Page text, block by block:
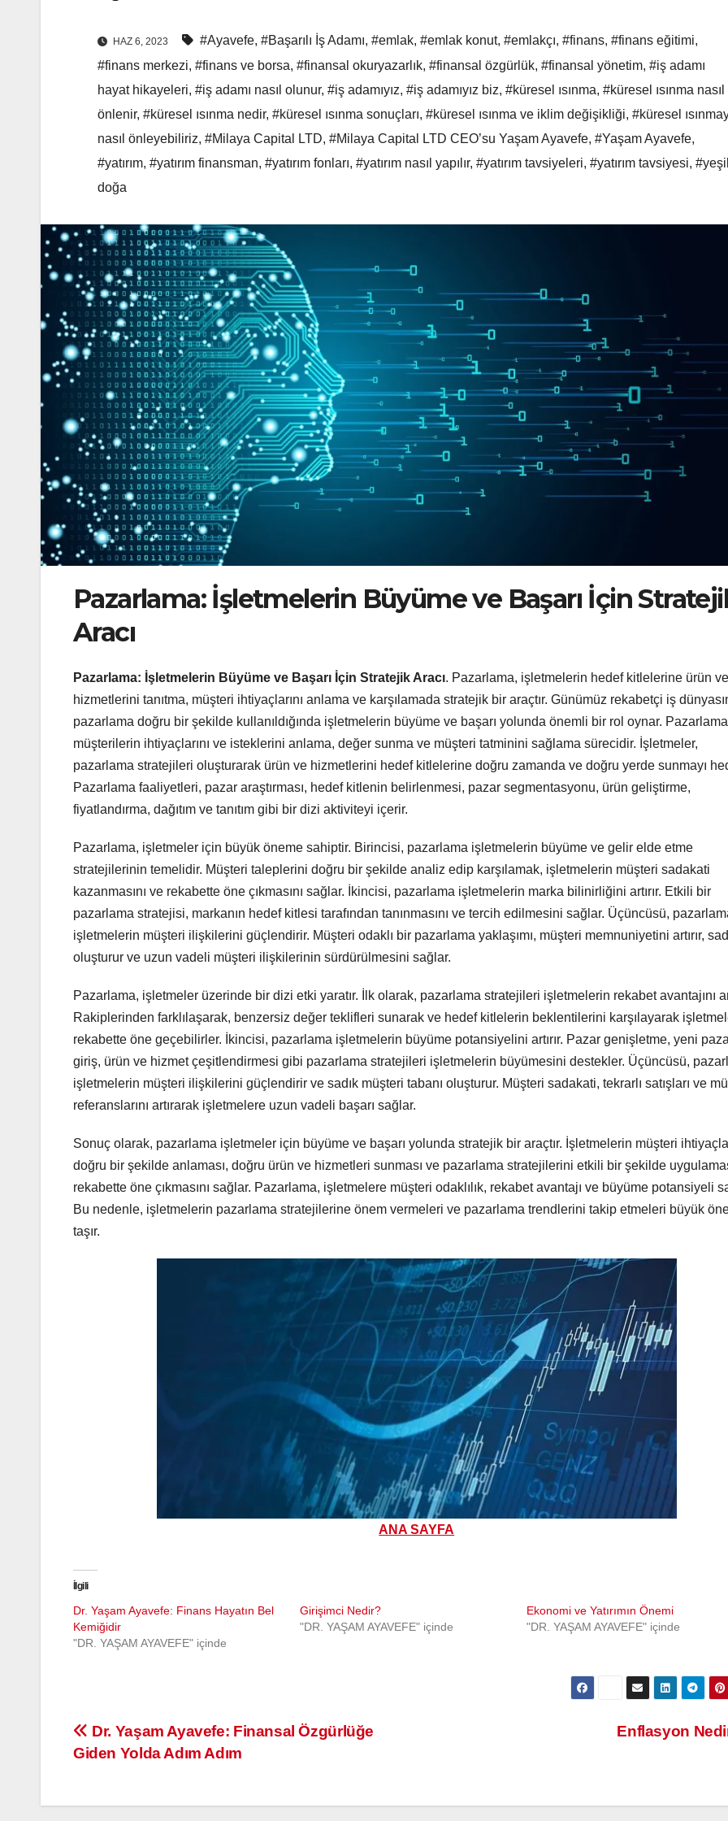
HAZ 6, 2023 #Ayavefe, #Başarılı İş Adamı, #emlak, #emlak konut, #emlakçı, #finans, #finans eğitimi,
#finans merkezi, #finans ve borsa, #finansal okuryazarlık, #finansal özgürlük, #finansal yönetim, #iş adamı
hayat hikayeleri, #iş adamı nasıl olunur, #iş adamıyız, #iş adamıyız biz, #küresel ısınma, #küresel ısınma nasıl
önlenir, #küresel ısınma nedir, #küresel ısınma sonuçları, #küresel ısınma ve iklim değişikliği, #küresel
nasıl önleyebiliriz, #Milaya Capital LTD, #Milaya Capital LTD CEO’su Yaşam Ayavefe, #Yaşam Ayavefe,
#yatırım, #yatırım finansman, #yatırım fonları, #yatırım nasıl yapılır, #yatırım tavsiyeleri, #yatırım tavsiyesi,
doğa
Pazarlama: İşletmelerin Büyüme ve Başarı İçin
Aracı
Pazarlama: İşletmelerin Büyüme ve Başarı İçin Stratejik Aracı. Pazarlama, işletmelerin hedef kitlelerine ürün ve
hizmetlerini tanıtma, müşteri ihtiyaçlarını anlama ve karşılamada stratejik bir araçtır. Günümüz rekabetçi iş
pazarlama doğru bir şekilde kullanıldığında işletmelerin büyüme ve başarı yolunda önemli bir rol oynar.
müşterilerin ihtiyaçlarını ve isteklerini anlama, değer sunma ve müşteri tatminini sağlama sürecidir. İşletmeler,
pazarlama stratejileri oluşturarak ürün ve hizmetlerini hedef kitlelerine doğru zamanda ve doğru yerde sunmayı
Pazarlama faaliyetleri, pazar araştırması, hedef kitlenin belirlenmesi, pazar segmentasyonu, ürün geliştirme,
fiyatlandırma, dağıtım ve tanıtım gibi bir dizi aktiviteyi içerir.
Pazarlama, işletmeler için büyük öneme sahiptir. Birincisi, pazarlama işletmelerin büyüme ve gelir elde etme
stratejilerinin temelidir. Müşteri taleplerini doğru bir şekilde analiz edip karşılamak, işletmelerin müşteri sadakati
kazanmasını ve rekabette öne çıkmasını sağlar. İkincisi, pazarlama işletmelerin marka bilinirliğini artırır. Etkili bir
pazarlama stratejisi, markanın hedef kitlesi tarafından tanınmasını ve tercih edilmesini sağlar. Üçüncüsü,
işletmelerin müşteri ilişkilerini güçlendirir. Müşteri odaklı bir pazarlama yaklaşımı, müşteri memnuniyetini artırır,
oluşturur ve uzun vadeli müşteri ilişkilerinin sürdürülmesini sağlar.
Pazarlama, işletmeler üzerinde bir dizi etki yaratır. İlk olarak, pazarlama stratejileri işletmelerin rekabet avantajını
Rakiplerinden farklılaşarak, benzersiz değer teklifleri sunarak ve hedef kitlelerin beklentilerini karşılayarak
rekabette öne geçebilirler. İkincisi, pazarlama işletmelerin büyüme potansiyelini artırır. Pazar genişletme, yeni
giriş, ürün ve hizmet çeşitlendirmesi gibi pazarlama stratejileri işletmelerin büyümesini destekler. Üçüncüsü,
işletmelerin müşteri ilişkilerini güçlendirir ve sadık müşteri tabanı oluşturur. Müşteri sadakati, tekrarlı satışları ve
referanslarını artırarak işletmelere uzun vadeli başarı sağlar.
Sonuç olarak, pazarlama işletmeler için büyüme ve başarı yolunda stratejik bir araçtır. İşletmelerin müşteri
doğru bir şekilde anlaması, doğru ürün ve hizmetleri sunması ve pazarlama stratejilerini etkili bir şekilde
rekabette öne çıkmasını sağlar. Pazarlama, işletmelere müşteri odaklılık, rekabet avantajı ve büyüme potansiyeli
Bu nedenle, işletmelerin pazarlama stratejilerine önem vermeleri ve pazarlama trendlerini takip etmeleri büyük
taşır.
ANA SAYFA
İlgili
Dr. Yaşam Ayavefe: Finans Hayatın Bel
Kemiğidir
"DR. YAŞAM AYAVEFE" içinde
Girişimci Nedir?
"DR. YAŞAM AYAVEFE" içinde
Ekonomi ve Yatırımın Önemi
"DR. YAŞAM AYAVEFE" içinde
Yazı
Enflasyon
Dr. Yaşam Ayavefe: Finansal Özgürlüğe
Giden Yolda Adım Adım